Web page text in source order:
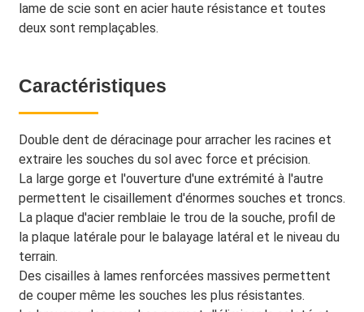
lame de scie sont en acier haute résistance et toutes
deux sont remplaçables.
Caractéristiques
Double dent de déracinage pour arracher les racines et
extraire les souches du sol avec force et précision.
La large gorge et l'ouverture d'une extrémité à l'autre
permettent le cisaillement d'énormes souches et troncs.
La plaque d'acier remblaie le trou de la souche, profil de
la plaque latérale pour le balayage latéral et le niveau du
terrain.
Des cisailles à lames renforcées massives permettent
de couper même les souches les plus résistantes.